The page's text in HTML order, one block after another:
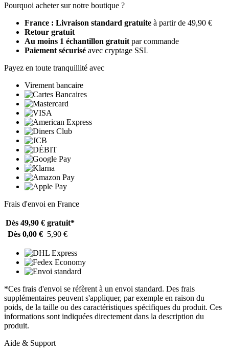
Pourquoi acheter sur notre boutique ?
France : Livraison standard gratuite à partir de 49,90 €
Retour gratuit
Au moins 1 échantillon gratuit par commande
Paiement sécurisé avec cryptage SSL
Payez en toute tranquillité avec
Virement bancaire
Frais d'envoi en France
Dès 49,90 € gratuit*
Dès 0,00 € 5,90 €
*Ces frais d'envoi se réfèrent à un envoi standard. Des frais
supplémentaires peuvent s'appliquer, par exemple en raison du
poids, de la taille ou des caractéristiques spécifiques du produit. Ces
informations sont indiquées directement dans la description du
produit.
Aide & Support